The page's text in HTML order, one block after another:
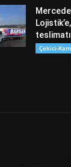
teslimatı
Çekici-